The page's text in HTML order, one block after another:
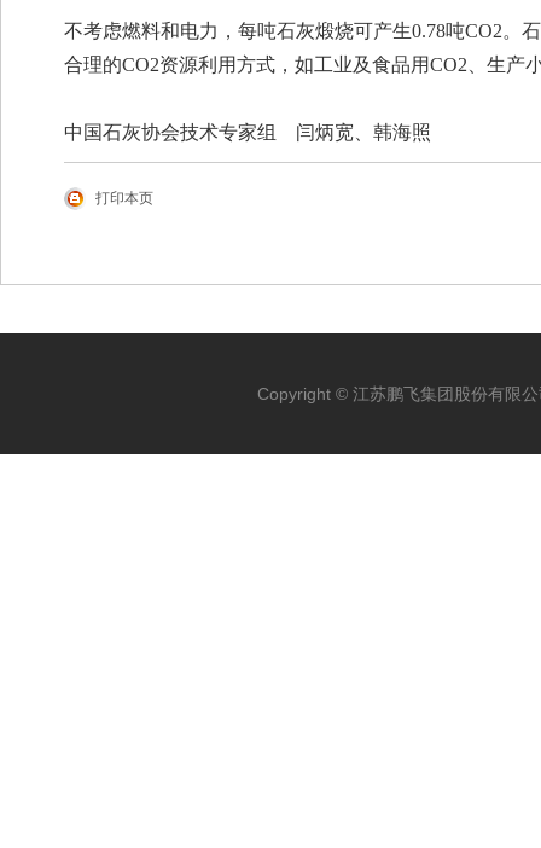
不考虑燃料和电力，每吨石灰煅烧可产生0.78吨CO2。
合理的CO2资源利用方式，如工业及食品用CO2、生产
中国石灰协会技术专家组 闫炳宽、韩海照
打印本页
Copyright © 江苏鹏飞集团股份有限